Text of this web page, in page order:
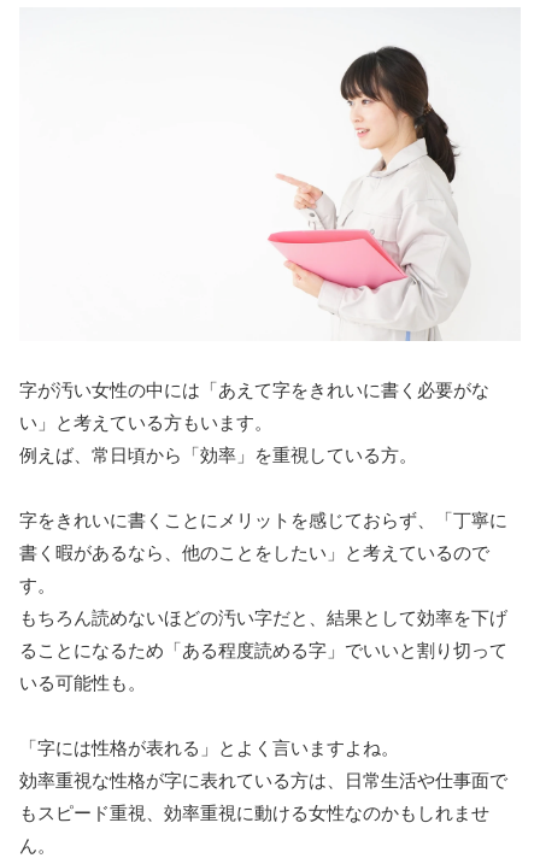
字が汚い女性の中には「あえて字をきれいに書く必要がな
い」と考えている方もいます。
例えば、常日頃から「効率」を重視している方。
字をきれいに書くことにメリットを感じておらず、「丁寧に
書く暇があるなら、他のことをしたい」と考えているので
す。
もちろん読めないほどの汚い字だと、結果として効率を下げ
ることになるため「ある程度読める字」でいいと割り切って
いる可能性も。
「字には性格が表れる」とよく言いますよね。
効率重視な性格が字に表れている方は、日常生活や仕事面で
もスピード重視、効率重視に動ける女性なのかもしれませ
ん。